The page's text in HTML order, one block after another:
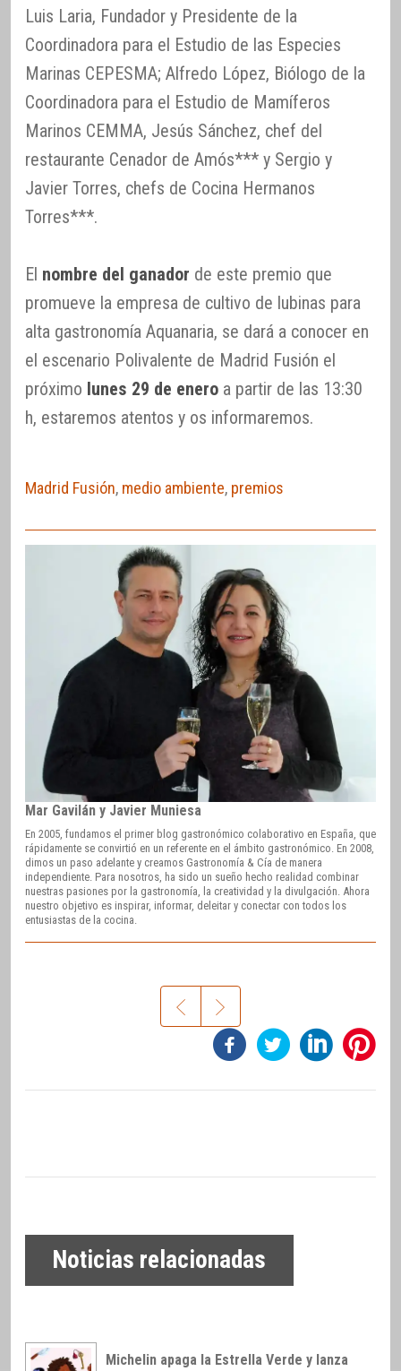
Luis Laria, Fundador y Presidente de la
Coordinadora para el Estudio de las Especies
Marinas CEPESMA; Alfredo López, Biólogo de la
Coordinadora para el Estudio de Mamíferos
Marinos CEMMA, Jesús Sánchez, chef del
restaurante Cenador de Amós*** y Sergio y
Javier Torres, chefs de Cocina Hermanos
Torres***.
El nombre del ganador de este premio que
promueve la empresa de cultivo de lubinas para
alta gastronomía Aquanaria, se dará a conocer en
el escenario Polivalente de Madrid Fusión el
próximo lunes 29 de enero a partir de las 13:30
h, estaremos atentos y os informaremos.
Madrid Fusión, medio ambiente, premios
Mar Gavilán y Javier Muniesa
En 2005, fundamos el primer blog gastronómico colaborativo en España, que
rápidamente se convirtió en un referente en el ámbito gastronómico. En 2008,
dimos un paso adelante y creamos Gastronomía & Cía de manera
independiente. Para nosotros, ha sido un sueño hecho realidad combinar
nuestras pasiones por la gastronomía, la creatividad y la divulgación. Ahora
nuestro objetivo es inspirar, informar, deleitar y conectar con todos los
entusiastas de la cocina.
Noticias relacionadas
Michelin apaga la Estrella Verde y lanza